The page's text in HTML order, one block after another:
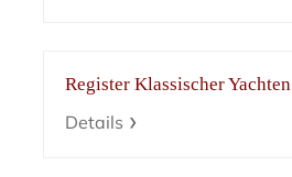
Register Klassischer Yachten
Details